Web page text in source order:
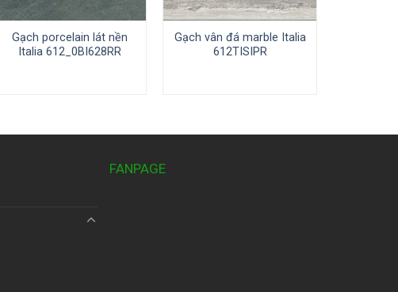
Gạch porcelain lát nền
Italia 612_0BI628RR
Gạch vân đá marble Italia
612TISIPR
FANPAGE